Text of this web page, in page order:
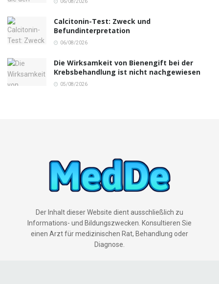
Calcitonin-Test: Zweck und
Befundinterpretation
06/08/2026
Die Wirksamkeit von Bienengift bei der
Krebsbehandlung ist nicht nachgewiesen
05/08/2026
Der Inhalt dieser Website dient ausschließlich zu
Informations- und Bildungszwecken. Konsultieren Sie
einen Arzt für medizinischen Rat, Behandlung oder
Diagnose.